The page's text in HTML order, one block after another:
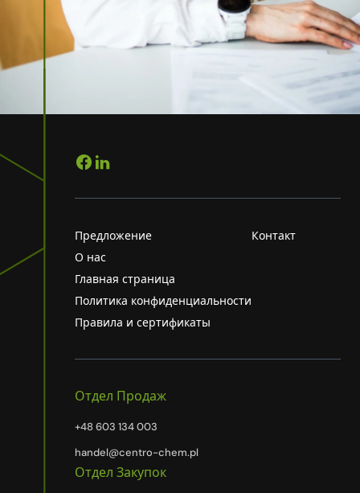
Предложение
О нас
Главная страница
Политика конфиденциальности
Правила и сертификаты
Контакт
Отдел Продаж
+48 603 134 003
handel@centro-chem.pl
Отдел Закупок